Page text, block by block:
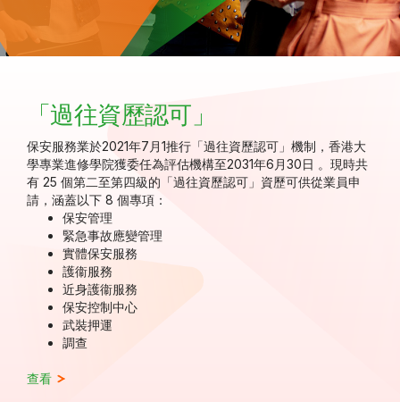
「過往資歷認可」
保安服務業於2021年7月1推行「過往資歷認可」機制，香港大
學專業進修學院獲委任為評估機構至2031年6月30日 。現時共
有 25 個第二至第四級的「過往資歷認可」資歷可供從業員申
請，涵蓋以下 8 個專項：
保安管理
緊急事故應變管理
實體保安服務
護衞服務
近身護衞服務
保安控制中心
武裝押運
調查
查看